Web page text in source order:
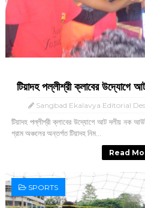
টিয়াদহ পল্লীশ্রী ক্লাবের উদ্যোগে
Sangbad Ekalavya Editorial
টিয়াদহ পল্লীশ্রী ক্লাবের উদ্যোগে আট দলীয় নক আউট
গ্রাম অঞ্চলের অন্তর্গত টিয়াদহ নিম...
Read
SPORTS